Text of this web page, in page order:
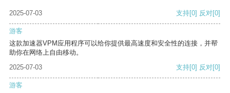
2025-07-03 支持[0] 反对[0]
游客
这款加速器VPM应用程序可以给你提供最高速度和安全性的连接，并帮
助你在网络上自由移动。
2025-07-03
支持[0] 反对[0]
游客